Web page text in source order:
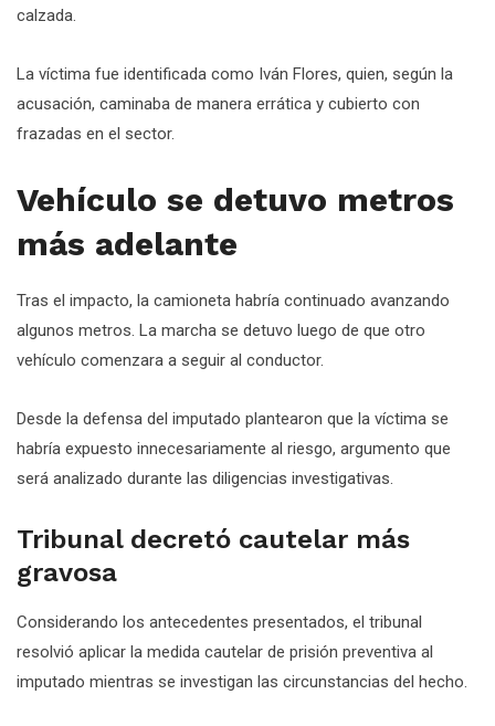
calzada.
La víctima fue identificada como Iván Flores, quien, según la
acusación, caminaba de manera errática y cubierto con
frazadas en el sector.
Vehículo se detuvo metros
más adelante
Tras el impacto, la camioneta habría continuado avanzando
algunos metros. La marcha se detuvo luego de que otro
vehículo comenzara a seguir al conductor.
Desde la defensa del imputado plantearon que la víctima se
habría expuesto innecesariamente al riesgo, argumento que
será analizado durante las diligencias investigativas.
Tribunal decretó cautelar más
gravosa
Considerando los antecedentes presentados, el tribunal
resolvió aplicar la medida cautelar de prisión preventiva al
imputado mientras se investigan las circunstancias del hecho.